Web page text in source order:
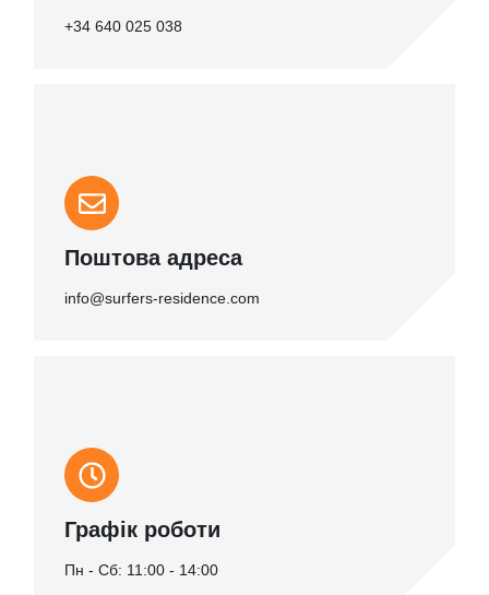
+34 640 025 038
Поштова адреса
info@surfers-residence.com
Графік роботи
Пн - Сб: 11:00 - 14:00